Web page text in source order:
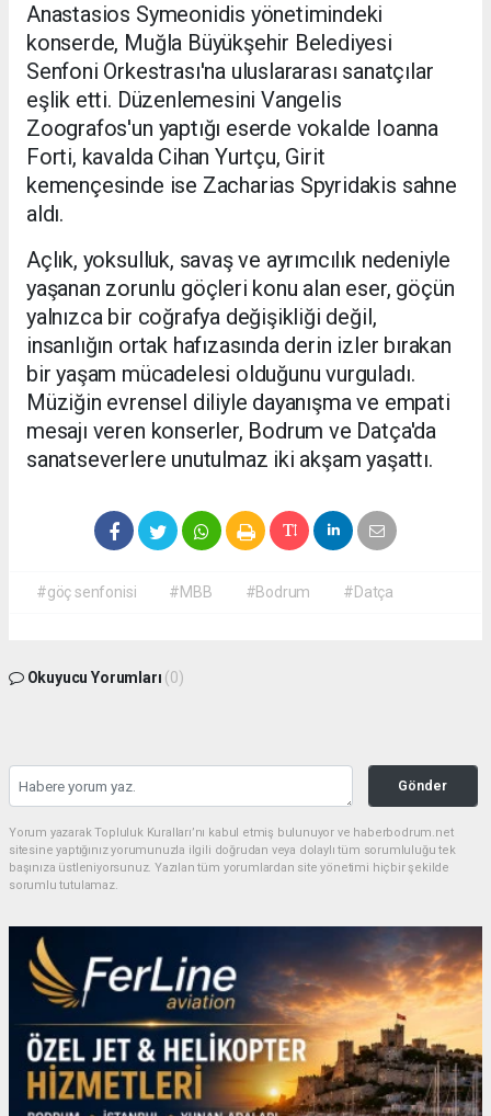
Anastasios Symeonidis yönetimindeki
konserde, Muğla Büyükşehir Belediyesi
Senfoni Orkestrası'na uluslararası sanatçılar
eşlik etti. Düzenlemesini Vangelis
Zoografos'un yaptığı eserde vokalde Ioanna
Forti, kavalda Cihan Yurtçu, Girit
kemençesinde ise Zacharias Spyridakis sahne
aldı.
Açlık, yoksulluk, savaş ve ayrımcılık nedeniyle
yaşanan zorunlu göçleri konu alan eser, göçün
yalnızca bir coğrafya değişikliği değil,
insanlığın ortak hafızasında derin izler bırakan
bir yaşam mücadelesi olduğunu vurguladı.
Müziğin evrensel diliyle dayanışma ve empati
mesajı veren konserler, Bodrum ve Datça'da
sanatseverlere unutulmaz iki akşam yaşattı.
#göç senfonisi #MBB #Bodrum #Datça
Okuyucu Yorumları (0)
Gönder
Yorum yazarak Topluluk Kuralları’nı kabul etmiş bulunuyor ve haberbodrum.net
sitesine yaptığınız yorumunuzla ilgili doğrudan veya dolaylı tüm sorumluluğu tek
başınıza üstleniyorsunuz. Yazılan tüm yorumlardan site yönetimi hiçbir şekilde
sorumlu tutulamaz.